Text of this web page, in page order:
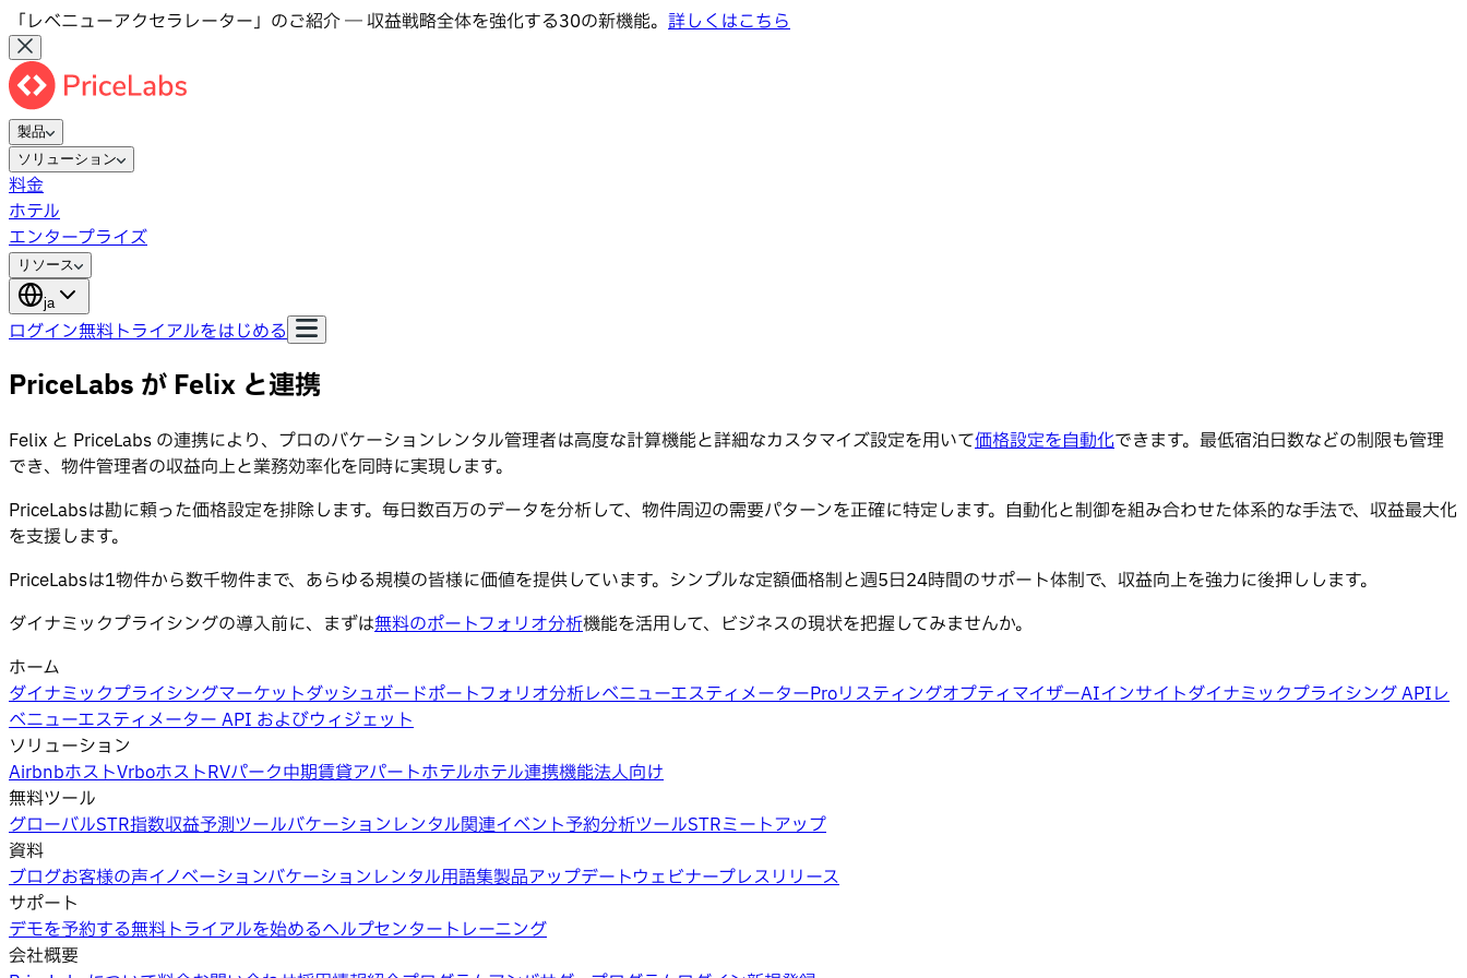
「レベニューアクセラレーター」のご紹介 ― 収益戦略全体を強化する30の新機能。 詳しくはこちら
製品
ソリューション
料金
ホテル
エンタープライズ
リソース
ja
ログイン無料トライアルをはじめる
PriceLabs が Felix と連携
Felix と PriceLabs の連携により、プロのバケーションレンタル管理者は高度な計算機能と詳細なカスタマイズ設定を用いて価格設定を自動化できます。最低宿泊日数などの制限も管理
でき、物件管理者の収益向上と業務効率化を同時に実現します。
PriceLabsは勘に頼った価格設定を排除します。毎日数百万のデータを分析して、物件周辺の需要パターンを正確に特定します。自動化と制御を組み合わせた体系的な手法で、収益最大化
を支援します。
PriceLabsは1物件から数千物件まで、あらゆる規模の皆様に価値を提供しています。シンプルな定額価格制と週5日24時間のサポート体制で、収益向上を強力に後押しします。
ダイナミックプライシングの導入前に、まずは無料のポートフォリオ分析機能を活用して、ビジネスの現状を把握してみませんか。
ホーム
ダイナミックプライシングマーケットダッシュボードポートフォリオ分析レベニューエスティメーターProリスティングオプティマイザーAIインサイトダイナミックプライシング APIレ
ベニューエスティメーター API およびウィジェット
ソリューション
AirbnbホストVrboホストRVパーク中期賃貸アパートホテルホテル連携機能法人向け
無料ツール
グローバルSTR指数収益予測ツールバケーションレンタル関連イベント予約分析ツールSTRミートアップ
資料
ブログお客様の声イノベーションバケーションレンタル用語集製品アップデートウェビナープレスリリース
サポート
デモを予約する無料トライアルを始めるヘルプセンタートレーニング
会社概要